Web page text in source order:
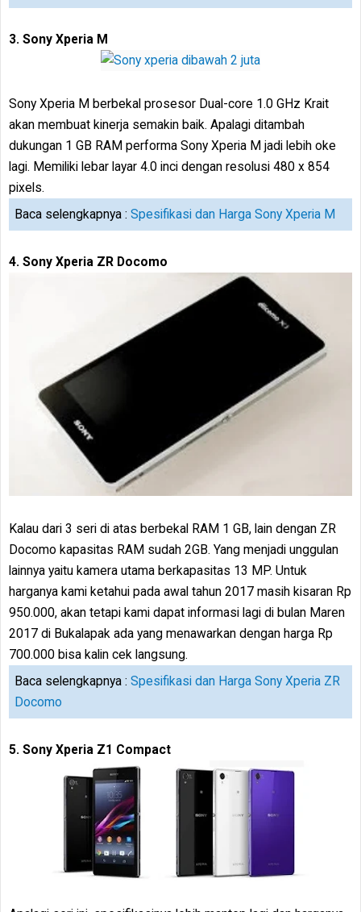
3. Sony Xperia M
Sony Xperia M berbekal prosesor Dual-core 1.0 GHz Krait
akan membuat kinerja semakin baik. Apalagi ditambah
dukungan 1 GB RAM performa Sony Xperia M jadi lebih oke
lagi. Memiliki lebar layar 4.0 inci dengan resolusi 480 x 854
pixels.
Baca selengkapnya : Spesifikasi dan Harga Sony Xperia M
4. Sony Xperia ZR Docomo
Kalau dari 3 seri di atas berbekal RAM 1 GB, lain dengan ZR
Docomo kapasitas RAM sudah 2GB. Yang menjadi unggulan
lainnya yaitu kamera utama berkapasitas 13 MP. Untuk
harganya kami ketahui pada awal tahun 2017 masih kisaran Rp
950.000, akan tetapi kami dapat informasi lagi di bulan Maren
2017 di Bukalapak ada yang menawarkan dengan harga Rp
700.000 bisa kalin cek langsung.
Baca selengkapnya : Spesifikasi dan Harga Sony Xperia ZR
Docomo
5. Sony Xperia Z1 Compact